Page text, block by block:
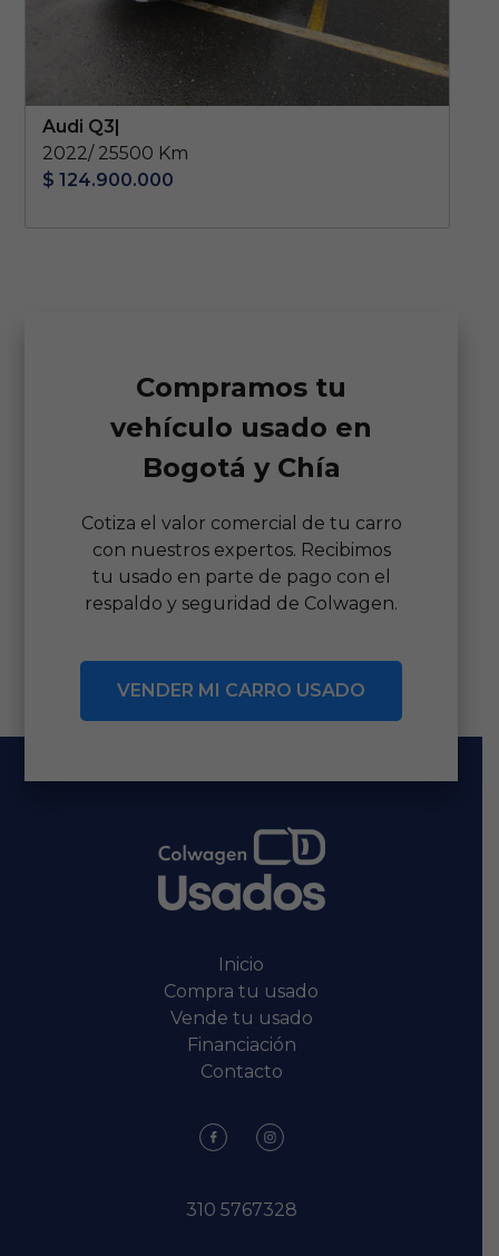
Audi Q3|
2022/ 25500 Km
$ 124.900.000
Compramos tu
vehículo usado en
Bogotá y Chía
Cotiza el valor comercial de tu carro
con nuestros expertos. Recibimos
tu usado en parte de pago con el
respaldo y seguridad de Colwagen.
VENDER MI CARRO USADO
Inicio
Compra tu usado
Vende tu usado
Financiación
Contacto
310 5767328